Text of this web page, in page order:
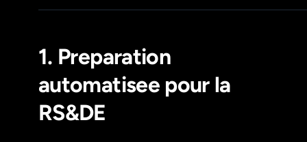
1. Preparation
automatisee pour la
RS&DE